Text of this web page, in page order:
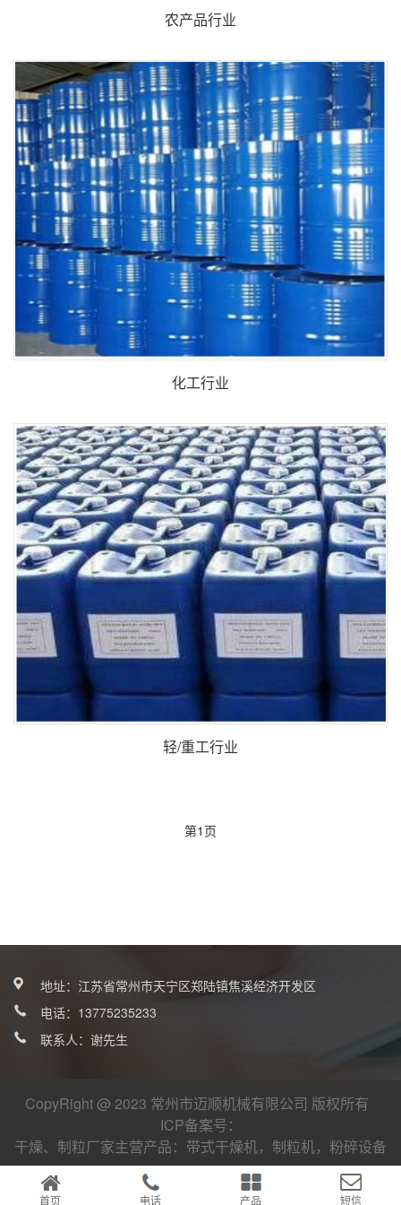
农产品行业
化工行业
轻/重工行业
第1页
地址：江苏省常州市天宁区郑陆镇焦溪经济开发区
电话： 13775235233
联系人：谢先生
CopyRight @ 2023 常州市迈顺机械有限公司 版权所有
ICP备案号：
干燥、制粒厂家主营产品： 带式干燥机， 制粒机， 粉碎设备
首页 电话 产品 短信